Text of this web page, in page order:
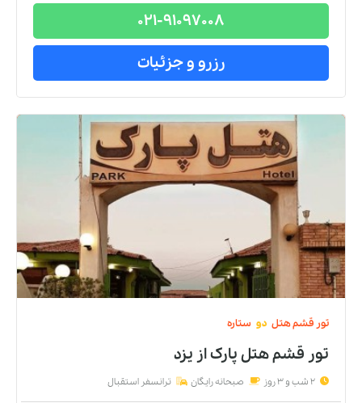
021-91097008
رزرو و جزئیات
تور قشمهتل دو ستاره
تور قشم هتل پارکاز یزد
2 شب و 3 روز صبحانه رایگان ترانسفر استقبال